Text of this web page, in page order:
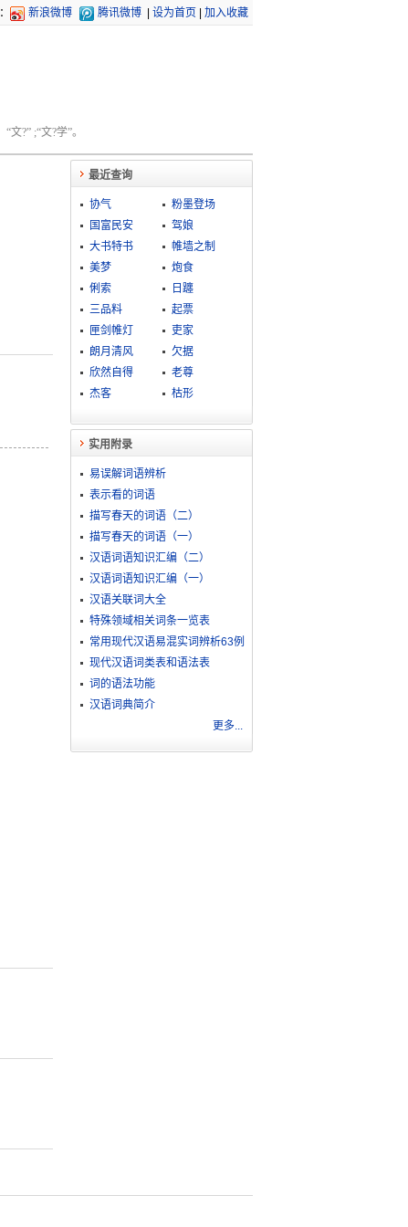
新浪微博 腾讯微博 设为首页 加入收藏
?” ;“文?学”。
最近查询
协气
粉墨登场
国富民安
驾娘
大书特书
帷墙之制
美梦
炮食
俐索
日躔
三品料
起票
匣剑帷灯
吏家
朗月清风
欠据
欣然自得
老尊
杰客
枯形
实用附录
易误解词语辨析
表示看的词语
描写春天的词语（二）
描写春天的词语（一）
汉语词语知识汇编（二）
汉语词语知识汇编（一）
汉语关联词大全
特殊领域相关词条一览表
常用现代汉语易混实词辨析63例
现代汉语词类表和语法表
词的语法功能
汉语词典简介
更多...